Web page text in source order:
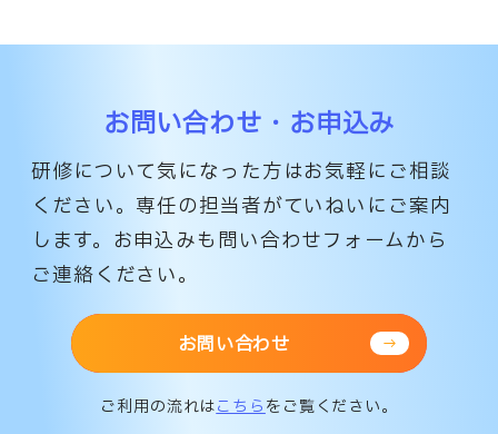
お問い合わせ・お申込み
研修について気になった方はお気軽にご相談
ください。専任の担当者がていねいにご案内
します。 お申込みも問い合わせフォームから
ご連絡ください。
お問い合わせ
ご利用の流れはこちらをご覧ください。